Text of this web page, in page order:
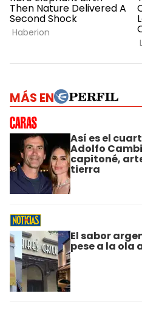
MÁS EN
Así es el
Adolfo
capitoné,
tierra
El sabor
pese a la